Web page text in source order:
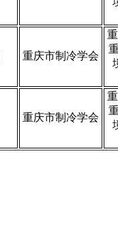
重庆市制冷学会
重庆市制冷学会